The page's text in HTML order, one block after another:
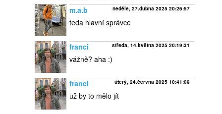
m.a.b
neděle, 27.dubna 2025 20:26:57
teda hlavní správce
franci středa, 14.května 2025 20:19:31
vážně? aha :)
franci úterý, 24.června 2025 10:41:09
už by to mělo jít